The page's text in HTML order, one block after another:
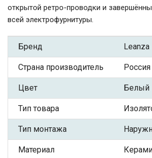
открытой ретро-проводки и
всей электрофурнитуры.
Бренд Leanza
Страна производитель Россия
Цвет Белый
Тип товара
Тип монтажа
Материал